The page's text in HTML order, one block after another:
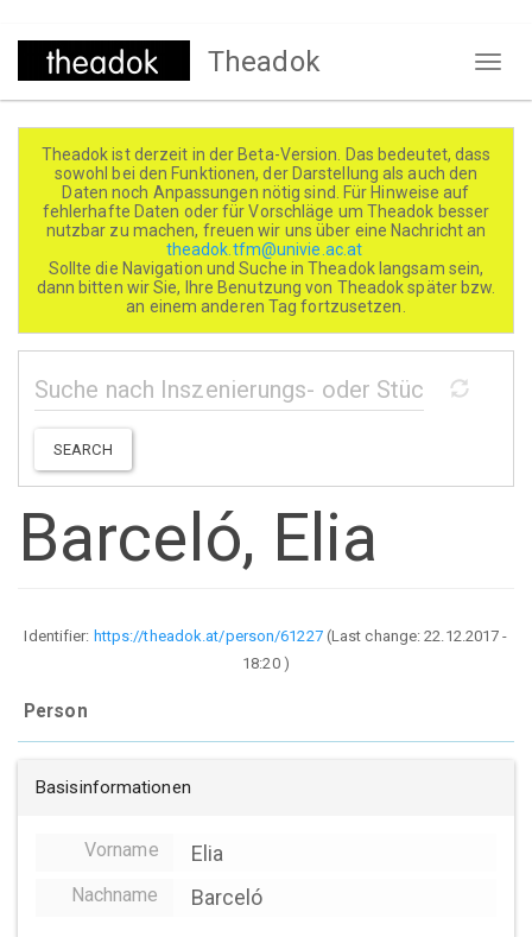
Direkt
Theadok
Theadok ist derzeit in der Beta-Version. Das bedeutet, dass
sowohl bei den Funktionen, der Darstellung als auch den
Daten noch Anpassungen nötig sind. Für Hinweise auf
fehlerhafte Daten oder für Vorschläge um Theadok besser
nutzbar zu machen, freuen wir uns über eine Nachricht an
theadok.tfm@univie.ac.at
Sollte die Navigation und Suche in Theadok langsam sein,
dann bitten wir Sie, Ihre Benutzung von Theadok später bzw.
an einem anderen Tag fortzusetzen.
SEARCH
Barceló, Elia
Identifier: https://theadok.at/person/61227(Last change:22.12.2017 -
18:20)
Person
Basisinformationen
Vorname Elia
Nachname Barceló